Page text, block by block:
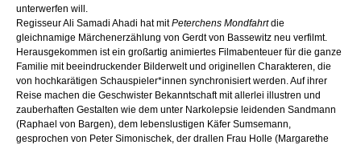
unterwerfen will.
Regisseur Ali Samadi Ahadi hat mitPeterchens Mondfahrtdie
gleichnamige Märchenerzählung von Gerdt von Bassewitz neu verfilmt.
Herausgekommen ist ein großartig animiertes Filmabenteuer für die ganze
Familie mit beeindruckender Bilderwelt und originellen Charakteren, die
von hochkarätigen Schauspieler*innen synchronisiert werden. Auf ihrer
Reise machen die Geschwister Bekanntschaft mit allerlei illustren und
zauberhaften Gestalten wie dem unter Narkolepsie leidenden Sandmann
(Raphael von Bargen), dem lebenslustigen Käfer Sumsemann,
gesprochen von Peter Simonischek, der drallen Frau Holle (Margarethe